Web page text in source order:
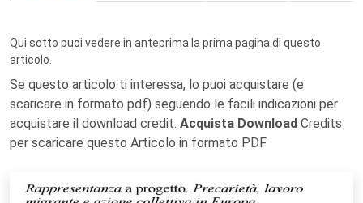
Qui sotto puoi vedere in anteprima la prima pagina di questo
articolo.
Se questo articolo ti interessa, lo puoi acquistare (e
scaricare in formato pdf) seguendo le facili indicazioni per
acquistare il download credit. Acquista Download Credits
per scaricare questo Articolo in formato PDF